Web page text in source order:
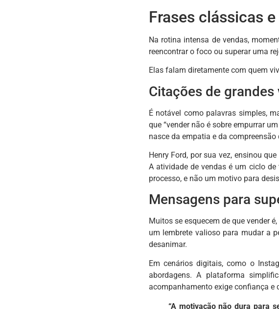
Frases clássicas
Na rotina intensa de vendas,
reencontrar o foco ou superar uma
Elas falam diretamente com quem
Citações de
É notável como palavras simples,
que “vender não é sobre empurrar
nasce da empatia e da
Henry Ford, por sua vez, ensinou
A atividade de vendas é um ciclo
processo, e não um motivo para
Mensagens para
Muitos se esquecem de que vender
um lembrete valioso para mudar a
desanimar.
Em cenários digitais, como o
abordagens. A plataforma
acompanhamento exige confiança e
“A motivação não dura para